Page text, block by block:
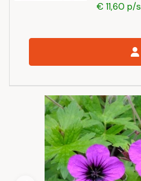
€ 11,60 p/s